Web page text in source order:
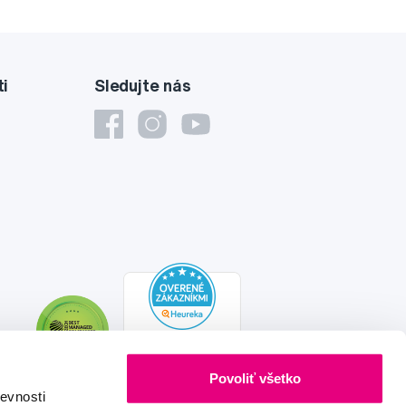
Povoliť všetko
Sledujte nás